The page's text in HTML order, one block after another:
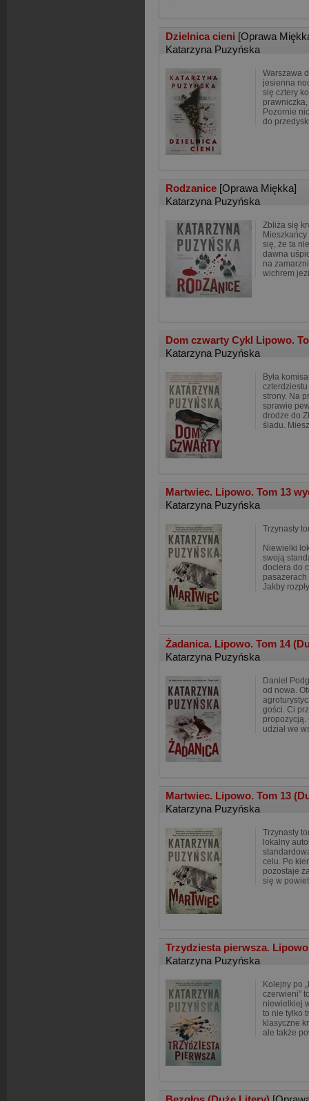
Dzielnica cieni [Oprawa
Katarzyna Puzyńska
Warszawa
jesienna
się cztery
Pozornie
do
Rodzanice [Oprawa Miękka]
Katarzyna Puzyńska
Zbliża się
się, że ta
dawna
na
wichrem
Dom czwarty Cykl Lipowo.
Katarzyna Puzyńska
Była
strony. Na
sprawie
drodze do
śladu.
Martwiec. Lipowo. Tom 13
Katarzyna Puzyńska
Trzynasty
Niewielki
swoją
dociera do
Jakby
Żadanica. Lipowo. Tom 14
Katarzyna Puzyńska
Daniel
od nowa.
gości. Ci
propozycją.
udział we
Martwiec. Lipowo. Tom 13
Katarzyna Puzyńska
Trzynasty
lokalny
celu. Po
pozostaje
się w
Trzydziesta pierwsza.
Katarzyna Puzyńska
Kolejny po
czerwieni”
niewielkiej
to nie tylko
klasyczne
ale także